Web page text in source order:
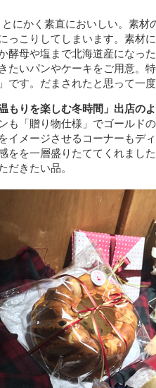
とにかく素直においしい。素
っこりしてしまいます。素材
酵母や塩まで北海道産になっ
たいパンやケーキをご用意。
です。だまされたと思って一
もりを楽しむ冬時間」出店の
も「贈り物仕様」でゴールド
イメージさせるコーナーもデ
をを一層盛りたててくれまし
きたい品。